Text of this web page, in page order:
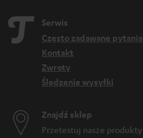
Serwis
Często zadawane pytania
Kontakt
Zwroty
Śledzenie wysyłki
Znajdź sklep
Przetestuj nasze produkty